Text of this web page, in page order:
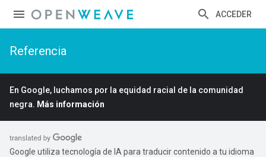
ACCEDER
Referencia
En Google, luchamos por la equidad racial de la comunidad
negra. Más información
Google utiliza tecnología de IA para traducir contenido a tu idioma